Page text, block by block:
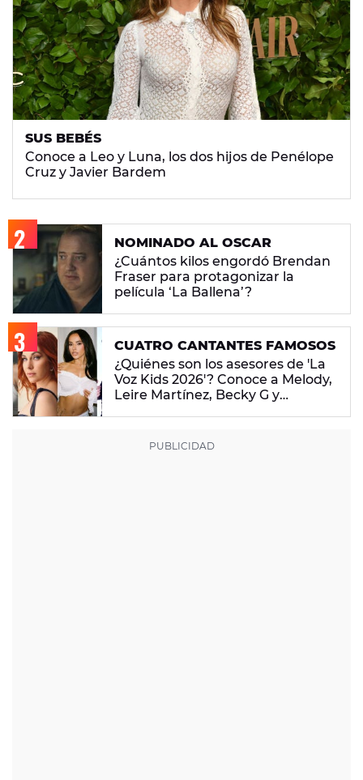
SUS BEBÉS
Conoce a Leo y Luna, los dos hijos de Penélope
Cruz y Javier Bardem
NOMINADO AL OSCAR
¿Cuántos kilos engordó Brendan
Fraser para protagonizar la
película ‘La Ballena’?
CUATRO CANTANTES FAMOSOS
¿Quiénes son los asesores de 'La
Voz Kids 2026'? Conoce a Melody,
Leire Martínez, Becky G y